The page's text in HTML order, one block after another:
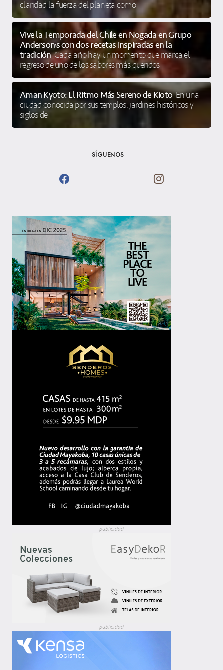
claridad la fuerza del planeta como
Vive la Temporada del Chile en Nogada en Grupo
Anderson’s con dos recetas inspiradas en la
tradición Cada año hay un momento que marca el
regreso de uno de los sabores más queridos
Aman Kyoto: El Ritmo Más Sereno de Kioto En una
ciudad conocida por sus templos, jardines históricos y
siglos de
SÍGUENOS
publicidad
publicidad